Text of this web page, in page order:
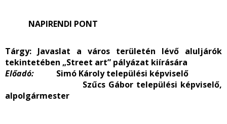
NAPIRENDI PONT
Tárgy: Javaslat a város területén lévő aluljárók
tekintetében „Street art” pályázat kiírására
Előadó: Simó Károly települési képviselő
Szűcs Gábor települési képviselő,
alpolgármester